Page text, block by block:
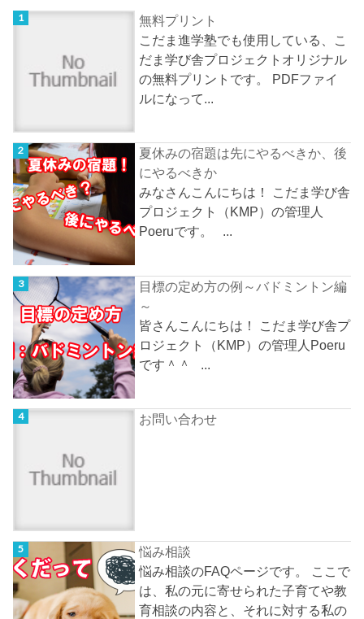
無料プリント
こだま進学塾でも使用している、こ
だま学び舎プロジェクトオリジナル
の無料プリントです。 PDFファイ
ルになって...
夏休みの宿題は先にやるべきか、後
にやるべきか
みなさんこんにちは！ こだま学び舎
プロジェクト（KMP）の管理人
Poeruです。 ...
目標の定め方の例～バドミントン編
～
皆さんこんにちは！ こだま学び舎プ
ロジェクト（KMP）の管理人Poeru
です＾＾ ...
お問い合わせ
悩み相談
悩み相談のFAQページです。 ここで
は、私の元に寄せられた子育てや教
育相談の内容と、それに対する私の